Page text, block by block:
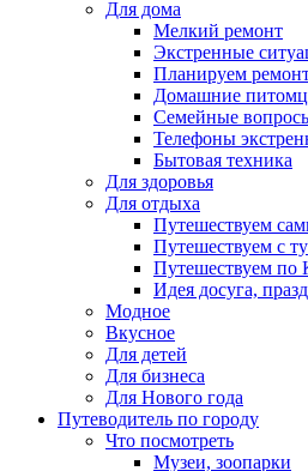
Для дома
Мелкий ремонт
Экстренные
Планируем
Домашние
Семейные
Телефоны
Бытовая техника
Для здоровья
Для отдыха
Путешествуем
Путешествуем с
Путешествуем по
Идея досуга,
Модное
Вкусное
Для детей
Для бизнеса
Для Нового года
Путеводитель по городу
Что посмотреть
Музеи, зоопарки